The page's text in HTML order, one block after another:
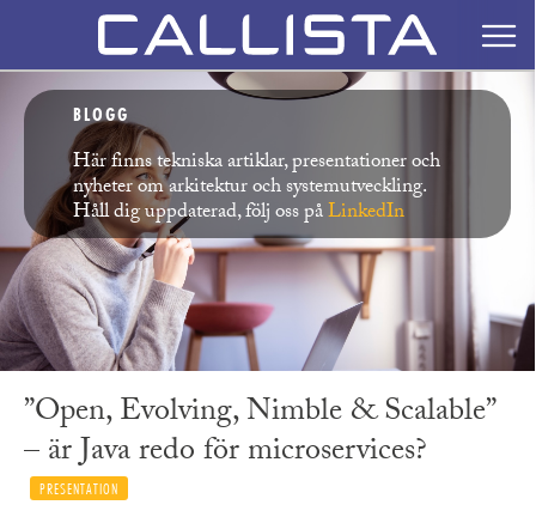
BLOGG
Här finns tekniska artiklar, presentationer och
nyheter om arkitektur och systemutveckling.
Håll dig uppdaterad, följ oss påLinkedIn
”Open, Evolving, Nimble & Scalable”
– är Java redo för microservices?
PRESENTATION